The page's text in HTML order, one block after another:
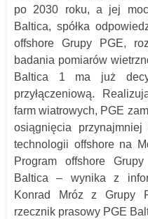
po 2030 roku, a jej
Baltica, spółka
offshore Grupy PGE,
badania pomiarów
Baltica 1 ma już
przyłączeniową.
farm wiatrowych, PGE
osiągnięcia
technologii offshore na
Program offshore
Baltica – wynika z
Konrad Mróz z Grupy
rzecznik prasowy PGE